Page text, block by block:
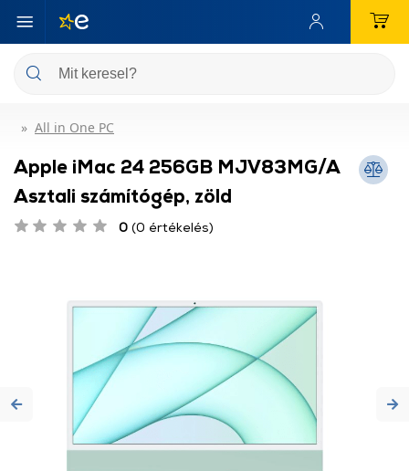
All in One PC
Apple iMac 24 256GB MJV83MG/A
Asztali számítógép, zöld
0 (0 értékelés)
Previous